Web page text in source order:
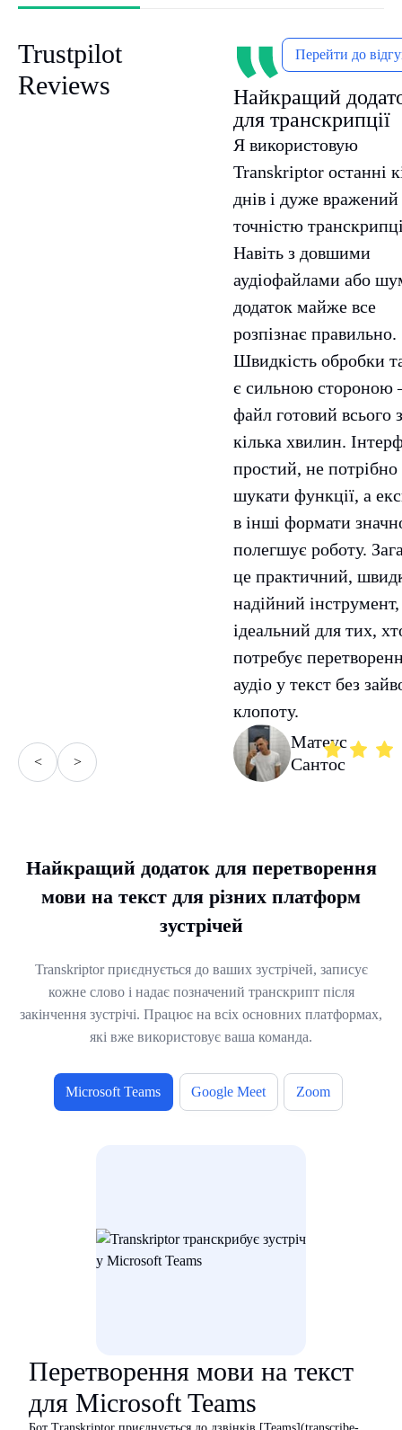
Trustpilot
Reviews
< >
Перейти до
Найкращий
для транскрипції
Я використовую
Transkriptor останні
днів і дуже вражений
точністю
Навіть з довшими
аудіофайлами або
додаток майже все
розпізнає правильно.
Швидкість обробки
є сильною
файл готовий всього
кілька хвилин.
простий, не потрібно
шукати функції, а
в інші формати
полегшує роботу.
це практичний,
надійний інструмент,
ідеальний для тих,
потребує
аудіо у текст без
клопоту.
Матеус
Сантос
Найкращий додаток для перетворення
мови на текст для різних платформ
зустрічей
Transkriptor приєднується до ваших зустрічей, записує
кожне слово і надає позначений транскрипт після
закінчення зустрічі. Працює на всіх основних платформах,
які вже використовує ваша команда.
Microsoft Teams Google Meet Zoom
Перетворення мови на текст
для Microsoft Teams